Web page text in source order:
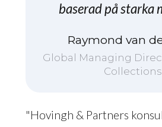
baserad på starka
Raymond van
Global Managing
Collections
"Hovingh & Partners